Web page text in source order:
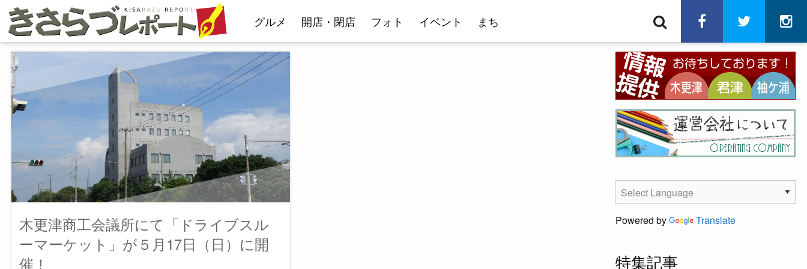
テ
グルメ 開店・閉店 フォト イベント まち facebooktwitter
木更津商工会議所にて「ドライブスル
ーマーケット」が５月17日（日）に開
催！
Powered by Translate
特集記事